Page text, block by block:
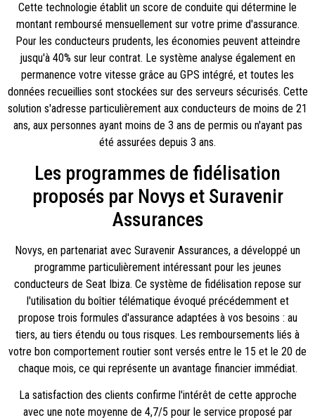
Cette technologie établit un score de conduite qui détermine le
montant remboursé mensuellement sur votre prime d'assurance.
Pour les conducteurs prudents, les économies peuvent atteindre
jusqu'à 40% sur leur contrat. Le système analyse également en
permanence votre vitesse grâce au GPS intégré, et toutes les
données recueillies sont stockées sur des serveurs sécurisés. Cette
solution s'adresse particulièrement aux conducteurs de moins de 21
ans, aux personnes ayant moins de 3 ans de permis ou n'ayant pas
été assurées depuis 3 ans.
Les programmes de fidélisation
proposés par Novys et Suravenir
Assurances
Novys, en partenariat avec Suravenir Assurances, a développé un
programme particulièrement intéressant pour les jeunes
conducteurs de Seat Ibiza. Ce système de fidélisation repose sur
l'utilisation du boîtier télématique évoqué précédemment et
propose trois formules d'assurance adaptées à vos besoins : au
tiers, au tiers étendu ou tous risques. Les remboursements liés à
votre bon comportement routier sont versés entre le 15 et le 20 de
chaque mois, ce qui représente un avantage financier immédiat.
La satisfaction des clients confirme l'intérêt de cette approche
avec une note moyenne de 4,7/5 pour le service proposé par